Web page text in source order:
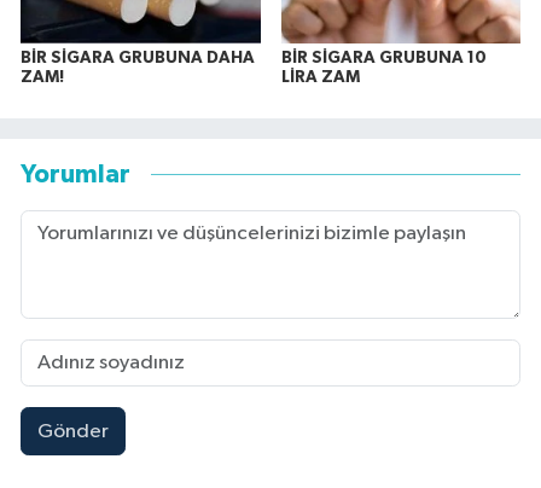
BİR SİGARA GRUBUNA DAHA
ZAM!
BİR SİGARA GRUBUNA 10
LİRA ZAM
Yorumlar
Gönder